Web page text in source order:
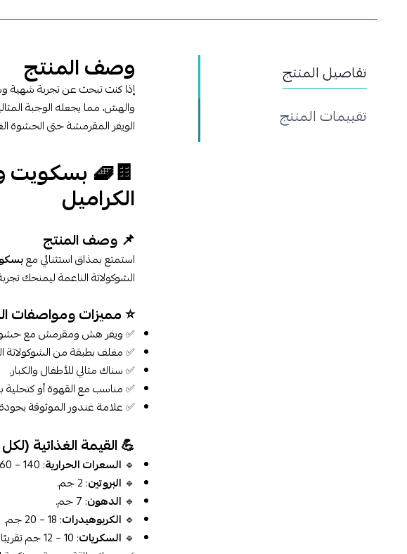
تفاصيل المنتج
تقييمات المنتج
وصف المنتج
إذا كنت تبحث عن تجربة شهية
والهش، مما يجعله الوجبة
الويفر المقرمشة حتى الحشوة
🍫🧇 بسكويت
الكراميل
📌 وصف المنتج
استمتع بمذاق استثنائي مع
الشوكولاتة الناعمة ليمنحك
⭐ مميزات ومواصفات
✅ ويفر هش ومقرمش مع حشوة
✅ مغلف بطبقة من الشوكولاتة
✅ سناك مثالي للأطفال والكبار.
✅ مناسب مع القهوة أو كتحلية
✅ علامة غندور الموثوقة
💪 القيمة الغذائية (لكل 30 جم تقريبًا)
🔹 السعرات الحرارية: 140 – 160 كالوري.
🔹 البروتين: 2 جم.
🔹 الدهون: 7 جم.
🔹 الكربوهيدرات: 18 – 20 جم.
🔹 السكريات: 10 – 12 جم تقريبًا.